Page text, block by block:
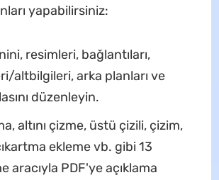
yapabilirsiniz:
resimleri, bağlantıları,
altbilgileri, arka planları ve
düzenleyin.
altını çizme, üstü çizili, çizim,
ekleme vb. gibi 13
aracıyla PDF'ye açıklama